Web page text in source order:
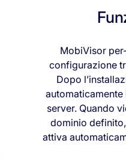
MobiVisor
configurazione
Dopo
server. Quando
dominio
attiva